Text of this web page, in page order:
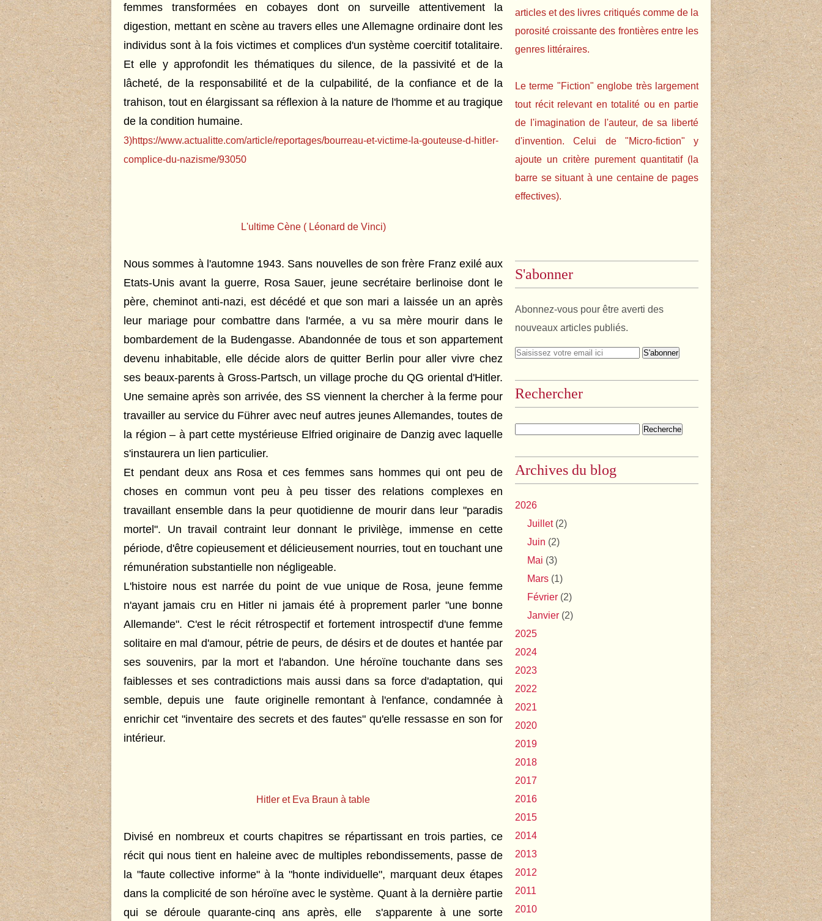
femmes transformées en cobayes dont on surveille attentivement la
digestion, mettant en scène au travers elles une Allemagne ordinaire dont les
individus sont à la fois victimes et complices d'un système coercitif totalitaire.
Et elle y approfondit les thématiques du silence, de la passivité et de la
lâcheté, de la responsabilité et de la culpabilité, de la confiance et de la
trahison, tout en élargissant sa réflexion à la nature de l'homme et au tragique
de la condition humaine.
3)https://www.actualitte.com/article/reportages/bourreau-et-victime-la-gouteuse-d-hitler-
complice-du-nazisme/93050
L'ultime Cène ( Léonard de Vinci)
Nous sommes à l'automne 1943. Sans nouvelles de son frère Franz exilé aux
Etats-Unis avant la guerre, Rosa Sauer, jeune secrétaire berlinoise dont le
père, cheminot anti-nazi, est décédé et que son mari a laissée un an après
leur mariage pour combattre dans l'armée, a vu sa mère mourir dans le
bombardement de la Budengasse. Abandonnée de tous et son appartement
devenu inhabitable, elle décide alors de quitter Berlin pour aller vivre chez
ses beaux-parents à Gross-Partsch, un village proche du QG oriental d'Hitler.
Une semaine après son arrivée, des SS viennent la chercher à la ferme pour
travailler au service du Führer avec neuf autres jeunes Allemandes, toutes de
la région – à part cette mystérieuse Elfried originaire de Danzig avec laquelle
s'instaurera un lien particulier.
Et pendant deux ans Rosa et ces femmes sans hommes qui ont peu de
choses en commun vont peu à peu tisser des relations complexes en
travaillant ensemble dans la peur quotidienne de mourir dans leur "paradis
mortel". Un travail contraint leur donnant le privilège, immense en cette
période, d'être copieusement et délicieusement nourries, tout en touchant une
rémunération substantielle non négligeable.
L'histoire nous est narrée du point de vue unique de Rosa, jeune femme
n'ayant jamais cru en Hitler ni jamais été à proprement parler "une bonne
Allemande". C'est le récit rétrospectif et fortement introspectif d'une femme
solitaire en mal d'amour, pétrie de peurs, de désirs et de doutes et hantée par
ses souvenirs, par la mort et l'abandon. Une héroïne touchante dans ses
faiblesses et ses contradictions mais aussi dans sa force d'adaptation, qui
semble, depuis une faute originelle remontant à l'enfance, condamnée à
enrichir cet "inventaire des secrets et des fautes" qu'elle ressasse en son for
intérieur.
Hitler et Eva Braun à table
Divisé en nombreux et courts chapitres se répartissant en trois parties, ce
récit qui nous tient en haleine avec de multiples rebondissements, passe de
la "faute collective informe" à la "honte individuelle", marquant deux étapes
dans la complicité de son héroïne avec le système. Quant à la dernière partie
qui se déroule quarante-cinq ans après, elle s'apparente à une sorte
articles et des livres critiqués comme de la
porosité croissante des frontières entre les
genres littéraires.
Le terme "Fiction" englobe très largement
tout récit relevant en totalité ou en partie
de l'imagination de l'auteur, de sa liberté
d'invention. Celui de "Micro-fiction" y
ajoute un critère purement quantitatif (la
barre se situant à une centaine de pages
effectives).
S'abonner
Abonnez-vous pour être averti des
nouveaux articles publiés.
Rechercher
Archives du blog
2026
Juillet(2)
Juin (2)
Mai (3)
Mars (1)
Février (2)
Janvier (2)
2025
2024
2023
2022
2021
2020
2019
2018
2017
2016
2015
2014
2013
2012
2011
2010